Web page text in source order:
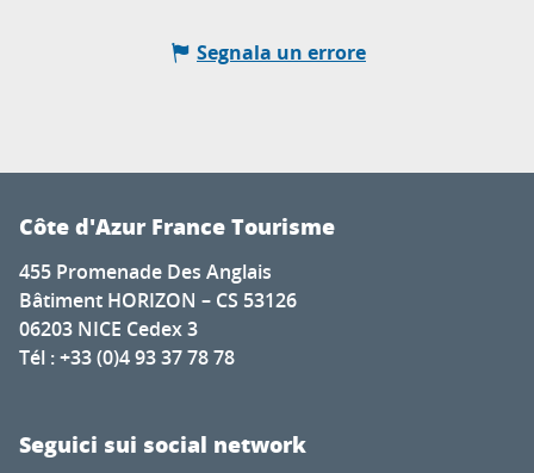
Segnala un errore
Côte d'Azur France Tourisme
455 Promenade Des Anglais
Bâtiment HORIZON – CS 53126
06203 NICE Cedex 3
Tél : +33 (0)4 93 37 78 78
Seguici sui social network